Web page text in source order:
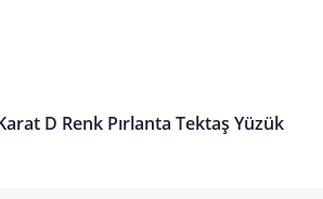
D Renk Pırlanta Tektaş Yüzük